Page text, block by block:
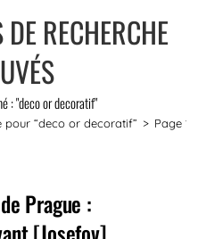
DE RECHERCHE
: "deco or decoratif"
pour “deco or decoratif” > Page 11
Prague :
[Josefov]